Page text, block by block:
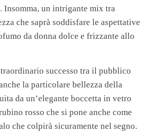
un intrigante mix tra
che saprà soddisfare le aspettative
da donna dolce e frizzante allo
successo tra il pubblico
la particolare bellezza della
da un’elegante boccetta in vetro
rosso che si pone anche come
che colpirà sicuramente nel segno.